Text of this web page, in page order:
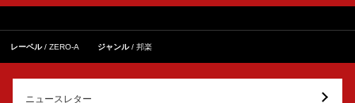
レーベル ZERO-A ジャンル 邦楽
ニュースレター